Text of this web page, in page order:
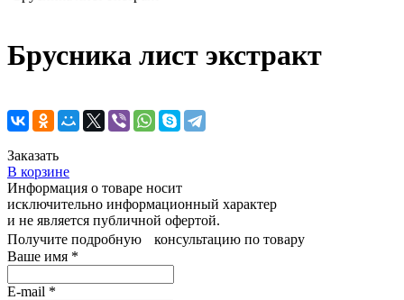
Брусника лист экстракт
Заказать
В корзине
Информация о товаре носит
исключительно информационный характер
и не является публичной офертой.
Получите подробную консультацию по товару
Ваше имя *
E-mail *